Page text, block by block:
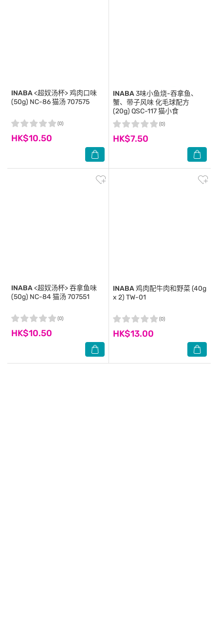
INABA<超奴汤杯> 鸡肉口味
(50g) NC-86 猫汤 707575
HK$10.50
(0)
INABA3味小鱼烧-吞拿鱼、
蟹、带子风味 化毛球配方
(20g) QSC-117 猫小食
HK$7.50
(0)
INABA<超奴汤杯> 吞拿鱼味
(50g) NC-84 猫汤 707551
HK$10.50
(0)
INABA
x 2) TW-01
HK$13.00
(0)